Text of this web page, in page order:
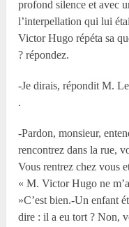
profond silence et avec
l’interpellation qui lui
Victor Hugo répéta sa
? répondez.
-Je dirais, répondit M.
.
-Pardon, monsieur,
rencontrez dans la rue,
Vous rentrez chez vous
« M. Victor Hugo ne
»C’est bien.-Un enfant
dire : il a eu tort ? Non,